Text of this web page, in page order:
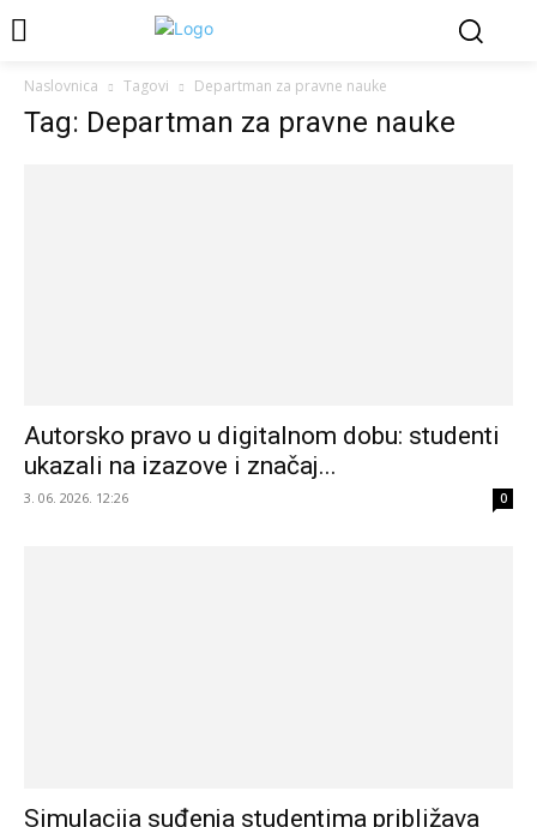
Naslovnica Tagovi Departman za pravne nauke
Tag: Departman za pravne nauke
Autorsko pravo u digitalnom dobu: studenti
ukazali na izazove i značaj...
3. 06. 2026. 12:26 0
Simulacija suđenja studentima približava